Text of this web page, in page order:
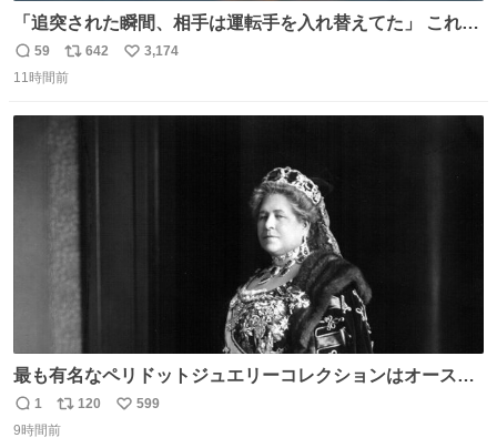
「追突された瞬間、相手は運転手を入れ替えてた」 これ実
話。 しかも後で無免許と判明。 ドラレコ無かったら完全に
返
信
59
リ
ポ
ト
642
い
3,174
11時間前
最も有名なペリドットジュエリーコレクションはオースト
リア大公妃イザベラが所有していたもの。一時期キッチン
ペーパーに包んで保管されていたことに衝撃💥を受けた。
返
信
1
リ
ポ
120
い
599
9時間前